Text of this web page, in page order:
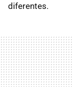
diferentes.